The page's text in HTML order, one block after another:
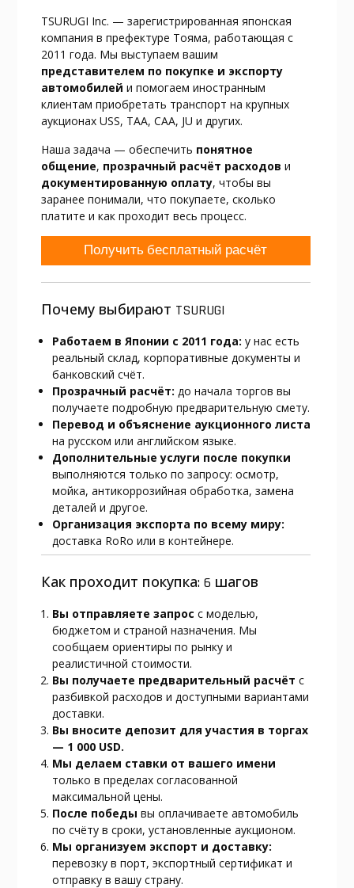
TSURUGI Inc. — зарегистрированная японская
компания в префектуре Тояма, работающая с
2011 года. Мы выступаем вашим
представителем по покупке и экспорту
автомобилей и помогаем иностранным
клиентам приобретать транспорт на крупных
аукционах USS, TAA, CAA, JU и других.
Наша задача — обеспечить понятное
общение, прозрачный расчёт расходов и
документированную оплату, чтобы вы
заранее понимали, что покупаете, сколько
платите и как проходит весь процесс.
Получить бесплатный расчёт
Почему выбирают TSURUGI
Работаем в Японии с 2011 года: у нас есть
реальный склад, корпоративные документы и
банковский счёт.
Прозрачный расчёт: до начала торгов вы
получаете подробную предварительную смету.
Перевод и объяснение аукционного листа
на русском или английском языке.
Дополнительные услуги после покупки
выполняются только по запросу: осмотр,
мойка, антикоррозийная обработка, замена
деталей и другое.
Организация экспорта по всему миру:
доставка RoRo или в контейнере.
Как проходит покупка: 6 шагов
Вы отправляете запрос с моделью,
бюджетом и страной назначения. Мы
сообщаем ориентиры по рынку и
реалистичной стоимости.
Вы получаете предварительный расчёт с
разбивкой расходов и доступными вариантами
доставки.
Вы вносите депозит для участия в торгах
— 1 000 USD.
Мы делаем ставки от вашего имени
только в пределах согласованной
максимальной цены.
После победы вы оплачиваете автомобиль
по счёту в сроки, установленные аукционом.
Мы организуем экспорт и доставку:
перевозку в порт, экспортный сертификат и
отправку в вашу страну.